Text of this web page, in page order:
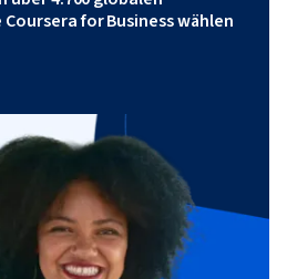
for Business wählen